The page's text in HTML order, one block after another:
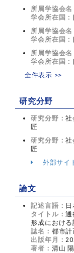
所属学協会名
学会所在国：
所属学協会名
学会所在国：
所属学協会名
学会所在国：
全件表示 >>
研究分野
研究分野：社
匠
研究分野：社
匠
外部サイ
論文
記述言語：
タイトル：通
形成におけ
誌名： 都市
出版年月：
著者： 清山